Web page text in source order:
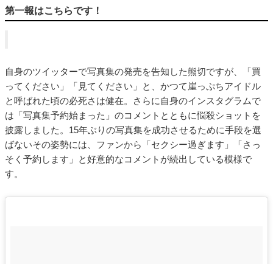
第一報はこちらです！
自身のツイッターで写真集の発売を告知した熊切ですが、「買
ってください」「見てください」と、かつて崖っぷちアイドル
と呼ばれた頃の必死さは健在。さらに自身のインスタグラムで
は「写真集予約始まった」のコメントとともに悩殺ショットを
披露しました。15年ぶりの写真集を成功させるために手段を選
ばないその姿勢には、ファンから「セクシー過ぎます」「さっ
そく予約します」と好意的なコメントが続出している模様で
す。